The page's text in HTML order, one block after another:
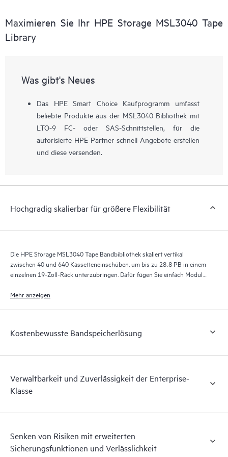
Maximieren Sie Ihr HPE Storage MSL3040 Tape
Library
Was gibt's Neues
Das HPE Smart Choice Kaufprogramm umfasst
beliebte Produkte aus der MSL3040 Bibliothek mit
LTO-9 FC- oder SAS-Schnittstellen, für die
autorisierte HPE Partner schnell Angebote erstellen
und diese versenden.
Hochgradig skalierbar für größere Flexibilität
Die HPE Storage MSL3040 Tape Bandbibliothek skaliert vertikal
zwischen 40 und 640 Kassetteneinschüben, um bis zu 28,8 PB in einem
einzelnen 19-Zoll-Rack unterzubringen. Dafür fügen Sie einfach Module
Bibliothek investieren müssen.
Mehr anzeigen
Kostenbewusste Bandspeicherlösung
Verwaltbarkeit und Zuverlässigkeit der Enterprise-
Klasse
Senken von Risiken mit erweiterten
Sicherungsfunktionen und Verlässlichkeit